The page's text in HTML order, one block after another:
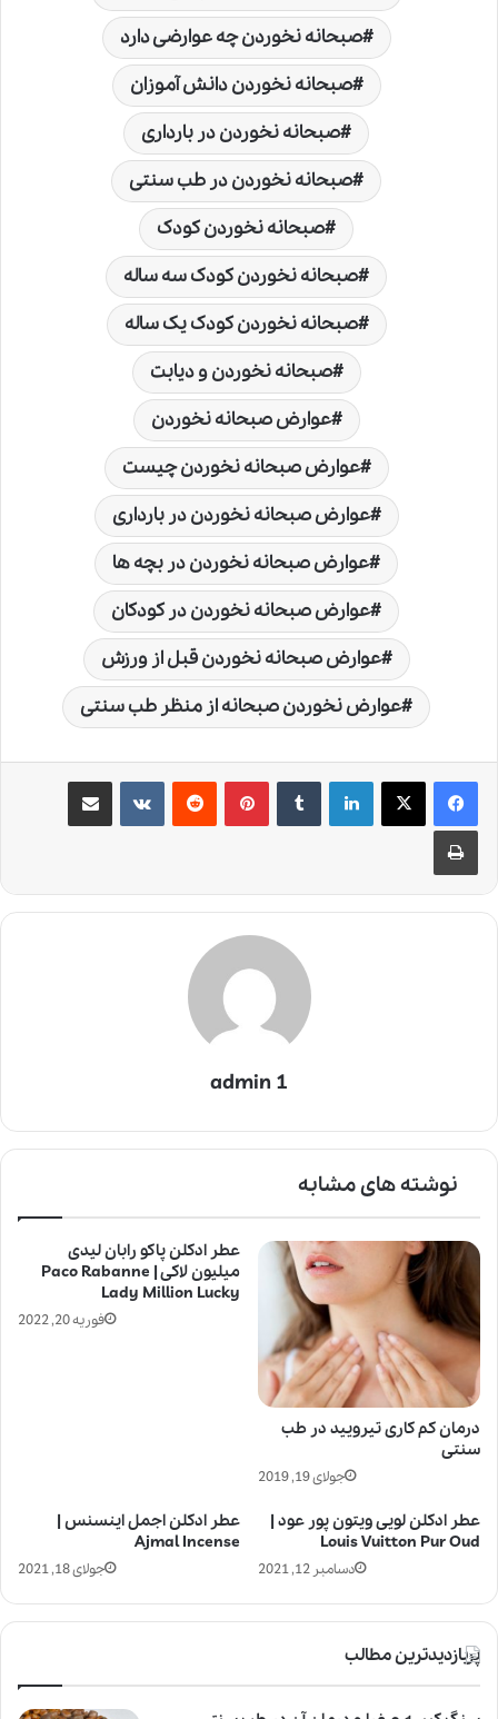
صبحانه نخوردن چه عوارضی دارد
صبحانه نخوردن دانش آموزان
صبحانه نخوردن در بارداری
صبحانه نخوردن در طب سنتی
صبحانه نخوردن کودک
صبحانه نخوردن کودک سه ساله
صبحانه نخوردن کودک یک ساله
صبحانه نخوردن و دیابت
عوارض صبحانه نخوردن
عوارض صبحانه نخوردن چیست
عوارض صبحانه نخوردن در بارداری
عوارض صبحانه نخوردن در بچه ها
عوارض صبحانه نخوردن در کودکان
عوارض صبحانه نخوردن قبل از ورزش
عوارض نخوردن صبحانه از منظر طب سنتی
لینکدین ‫تامبلر ‫پین‌ترست‫رددیت ‫VKontakteاشتراک گذاری از طریق ایمیل
چاپ
admin 1
نوشته های مشابه
عطر ادکلن پاکو رابان لیدی
میلیون لاکی | Paco Rabanne
Lady Million Lucky
فوریه 20, 2022
درمان کم کاری تیرویید در طب
سنتی
جولای 19, 2019
عطر ادکلن اجمل اینسنس |
Ajmal Incense
جولای 18, 2021
عطر ادکلن لویی ویتون پور عود |
Louis Vuitton Pur Oud
دسامبر 12, 2021
پربازدیدترین مطالب